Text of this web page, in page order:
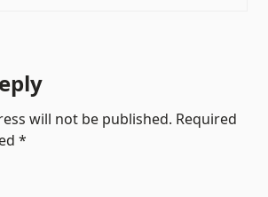
will not be published. Required
*